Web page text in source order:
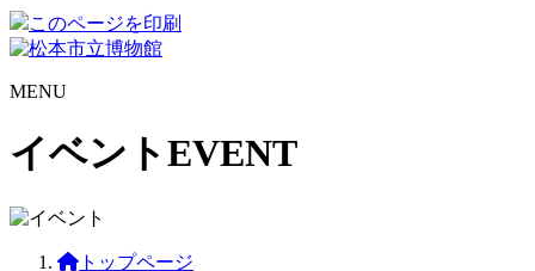
このページを印刷
MENU
イベントEVENT
トップページ